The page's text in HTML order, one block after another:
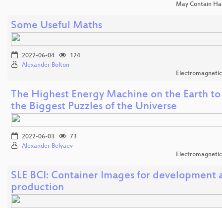
May Contain
Some Useful Maths
2022-06-04
124
Alexander Bolton
The Highest Energy Machine on the Earth
the Biggest Puzzles of the Universe
2022-06-03
73
Alexander Belyaev
SLE BCI: Container Images for development
production